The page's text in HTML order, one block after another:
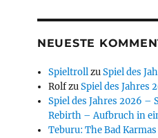
NEUESTE
SpieltrollzuSpiel des
RolfzuSpiel des Jahres
Spiel des Jahres 2026 –
Rebirth – Aufbruch in
Teburu: The Bad